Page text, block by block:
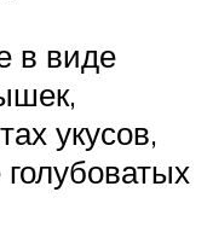
в виде
укусов,